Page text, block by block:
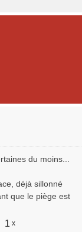
du moins...
déjà sillonné
que le piège est
1 x